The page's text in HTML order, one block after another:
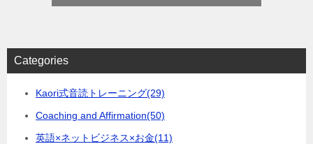
Categories
Kaori式音読トレーニング(29)
Coaching and Affirmation(50)
英語×ネットビジネス×お金(11)